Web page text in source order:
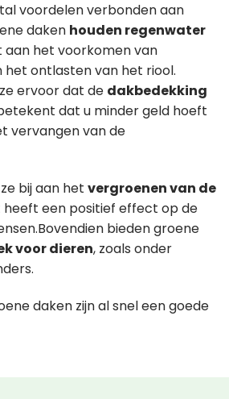
voordelen verbonden aan
daken houden regenwater
aan het voorkomen van
ontlasten van het riool.
ervoor dat de dakbedekking
dat u minder geld hoeft
vervangen van de
bij aan het vergroenen van de
heeft een positief effect op de
bieden groene
voor dieren, zoals onder
daken zijn al snel een goede